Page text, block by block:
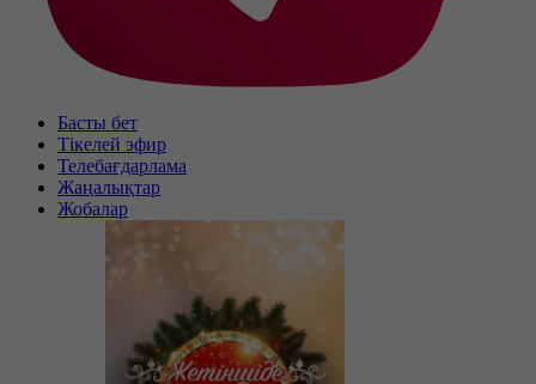
Басты бет
Тікелей эфир
Телебағдарлама
Жаңалықтар
Жобалар